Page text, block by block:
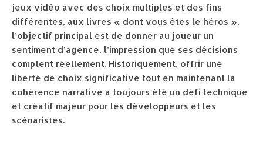
jeux vidéo avec des choix multiples et des fins
différentes, aux livres « dont vous êtes le héros »,
l’objectif principal est de donner au joueur un
sentiment d’agence, l’impression que ses décisions
comptent réellement. Historiquement, offrir une
liberté de choix significative tout en maintenant la
cohérence narrative a toujours été un défi technique
et créatif majeur pour les développeurs et les
scénaristes.